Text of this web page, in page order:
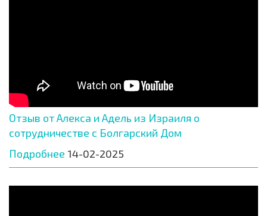
Отзыв от Алекса и Адель из Израиля о
сотрудничестве с Болгарский Дом
Подробнее 14-02-2025